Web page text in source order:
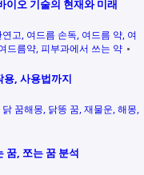
이오 기술의 현재와 미래
고 여드름 손독 여드름 약 여
드름약 피부과에서 쓰는 약
, 사용법까지
닭 꿈해몽 닭똥 꿈 재물운 해몽
꿈, 쪼는 꿈 분석